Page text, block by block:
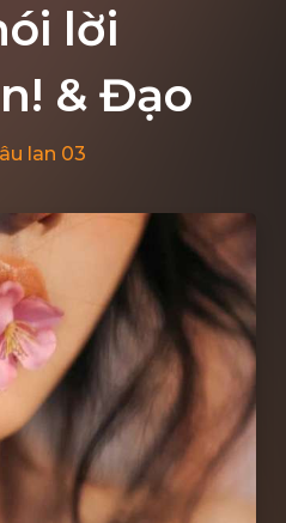
lời
& Đạo
lan 03